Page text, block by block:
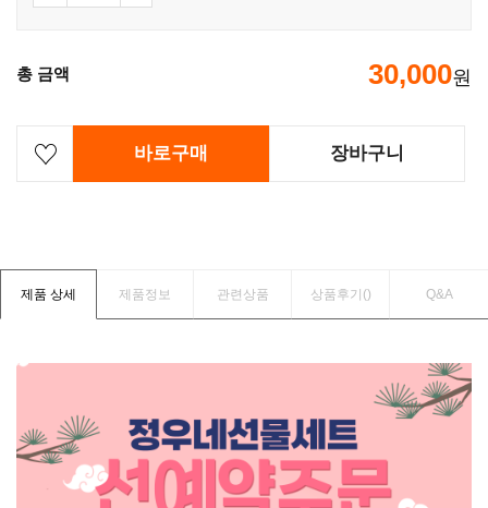
총 금액 30,000원
바로구매 장바구니
제품 상세 제품정보 관련상품 상품후기() Q&A